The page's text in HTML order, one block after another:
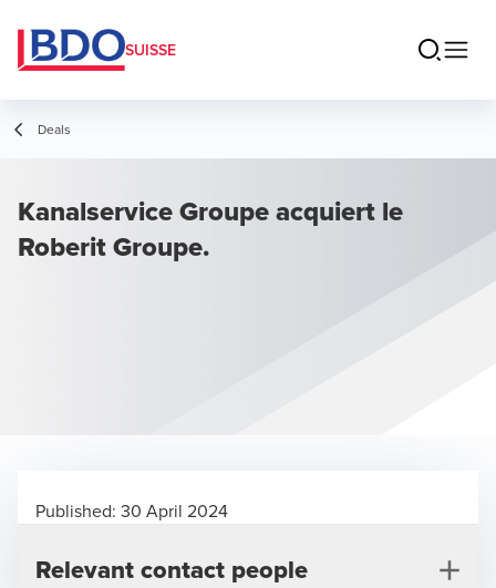
SUISSE
Deals
Kanalservice Groupe acquiert le
Roberit Groupe.
Published: 30 April 2024
Relevant contact people